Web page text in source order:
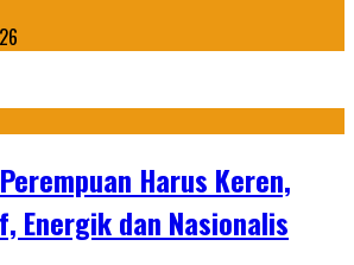
Harus Keren,
Energik dan Nasionalis